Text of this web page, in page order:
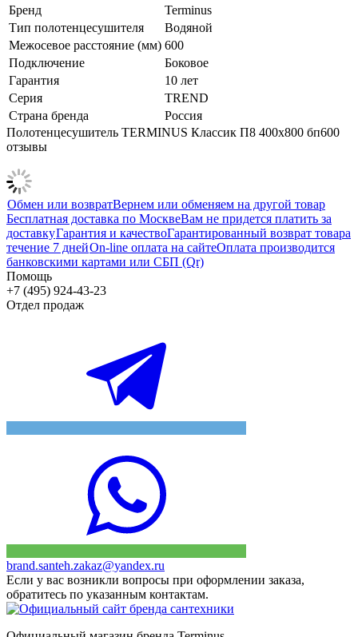
Бренд
Terminus
Тип полотенцесушителя
Водяной
Межосевое расстояние (мм) 600
Подключение
Боковое
Гарантия
10 лет
Серия
TREND
Страна бренда
Россия
Полотенцесушитель TERMINUS Классик П8 400х800 бп600
отзывы
Обмен или возвратВернем или обменяем на другой товар
Бесплатная доставка по МосквеВам не придется платить за
доставкуГарантия и качествоГарантированный возврат товара
течение 7 днейOn-line оплата на сайтеОплата производится
банковскими картами или СБП (Qr)
Помощь
+7 (495) 924-43-23
Отдел продаж
brand.santeh.zakaz@yandex.ru
Если у вас возникли вопросы при оформлении заказа,
обратитесь по указанным контактам.